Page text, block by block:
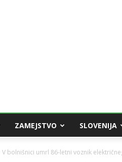
ZAMEJSTVO SLOVENIJA
V bolnišnici umrl 86-letni voznik